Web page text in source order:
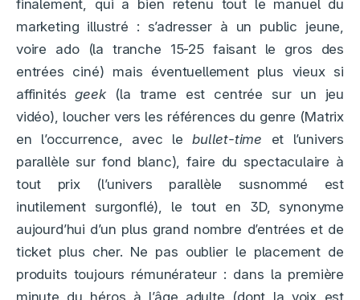
finalement, qui a bien retenu tout le manuel du
marketing illustré : s’adresser à un public jeune,
voire ado (la tranche 15-25 faisant le gros des
entrées ciné) mais éventuellement plus vieux si
affinitésgeek(la trame est centrée sur un jeu
vidéo), loucher vers les références du genre (Matrix
en l’occurrence, avec lebullet-time et l’univers
parallèle sur fond blanc), faire du spectaculaire à
tout prix (l’univers parallèle susnommé est
inutilement surgonflé), le tout en 3D, synonyme
aujourd’hui d’un plus grand nombre d’entrées et de
ticket plus cher. Ne pas oublier le placement de
produits toujours rémunérateur : dans la première
minute du héros à l’âge adulte (dont la voix est